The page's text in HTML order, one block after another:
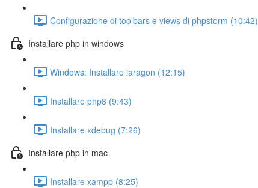
Configurazione di toolbars e views di phpstorm (10:42)
Installare php in windows
Windows: Installare laragon (12:15)
Installare php8 (9:43)
Installare xdebug (7:26)
Installare php in mac
Installare xampp (8:25)